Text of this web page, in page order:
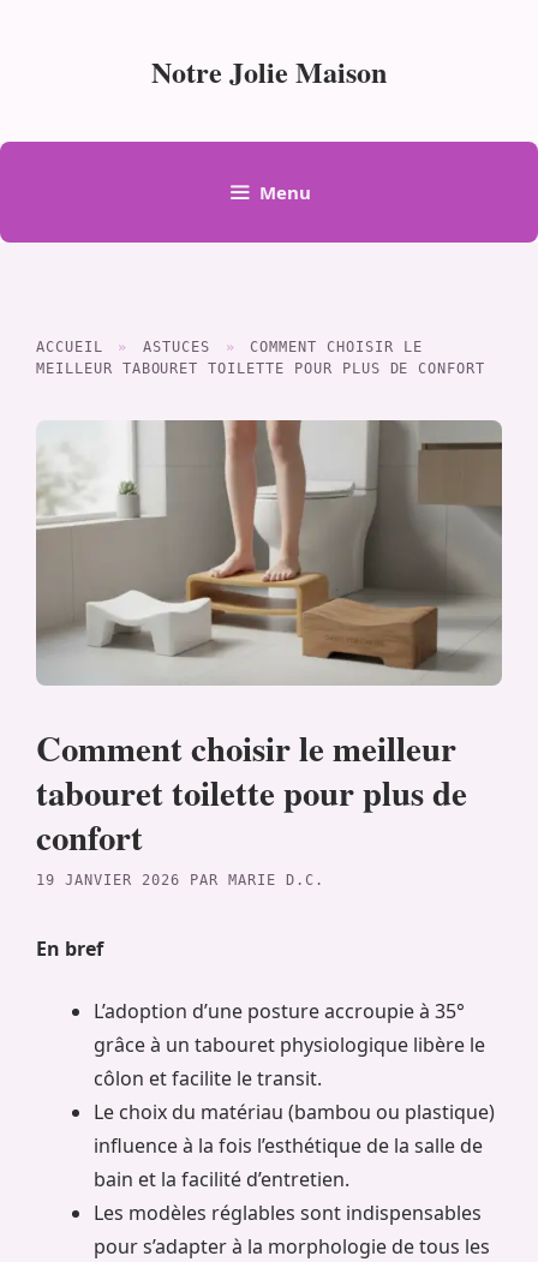
Notre Jolie Maison
Menu
ACCUEIL » ASTUCES »
COMMENT CHOISIR LE
MEILLEUR TABOURET TOILETTE POUR PLUS DE CONFORT
Comment choisir le meilleur
tabouret toilette pour plus de
confort
19 JANVIER 2026 PAR MARIE D.C.
En bref
L’adoption d’une posture accroupie à 35°
grâce à un tabouret physiologique libère le
côlon et facilite le transit.
Le choix du matériau (bambou ou plastique)
influence à la fois l’esthétique de la salle de
bain et la facilité d’entretien.
Les modèles réglables sont indispensables
pour s’adapter à la morphologie de tous les